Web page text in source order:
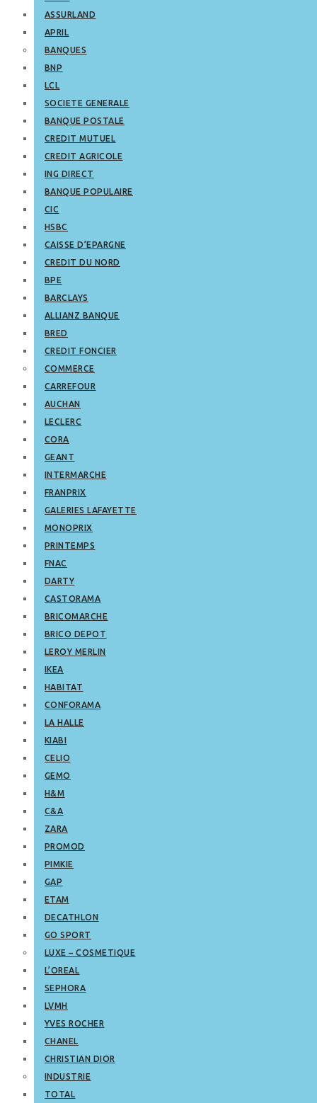
ASSURLAND
APRIL
BANQUES
BNP
LCL
SOCIETE GENERALE
BANQUE POSTALE
CREDIT MUTUEL
CREDIT AGRICOLE
ING DIRECT
BANQUE POPULAIRE
CIC
HSBC
CAISSE D’EPARGNE
CREDIT DU NORD
BPE
BARCLAYS
ALLIANZ BANQUE
BRED
CREDIT FONCIER
COMMERCE
CARREFOUR
AUCHAN
LECLERC
CORA
GEANT
INTERMARCHE
FRANPRIX
GALERIES LAFAYETTE
MONOPRIX
PRINTEMPS
FNAC
DARTY
CASTORAMA
BRICOMARCHE
BRICO DEPOT
LEROY MERLIN
IKEA
HABITAT
CONFORAMA
LA HALLE
KIABI
CELIO
GEMO
H&M
C&A
ZARA
PROMOD
PIMKIE
GAP
ETAM
DECATHLON
GO SPORT
LUXE – COSMETIQUE
L’OREAL
SEPHORA
LVMH
YVES ROCHER
CHANEL
CHRISTIAN DIOR
INDUSTRIE
TOTAL